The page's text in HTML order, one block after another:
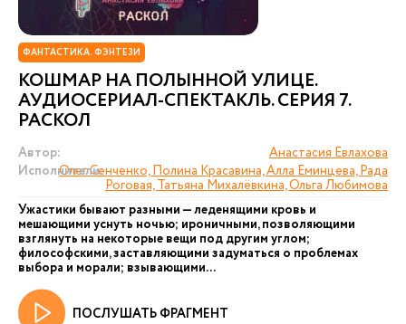
ФАНТАСТИКА. ФЭНТЕЗИ
КОШМАР НА ПОЛЫННОЙ УЛИЦЕ.
АУДИОСЕРИАЛ-СПЕКТАКЛЬ. СЕРИЯ 7.
РАСКОЛ
Автор:
Анастасия Евлахова
Исполнители:
Олег Сенченко, Полина Красавина, Алла Еминцева, Рада
Роговая, Татьяна Михалёвкина, Ольга Любимова
Ужастики бывают разными — леденящими кровь и
мешающими уснуть ночью; ироничными, позволяющими
взглянуть на некоторые вещи под другим углом;
философскими, заставляющими задуматься о проблемах
выбора и морали; взывающими...
ПОСЛУШАТЬ ФРАГМЕНТ